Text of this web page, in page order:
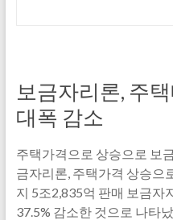
보금자리론, 주
대폭 감소
주택가격으로 상승으로 보
금자리론, 주택가격 상승으
지 5조2,835억 판매 보금자
37.5% 감소한 것으로 나타